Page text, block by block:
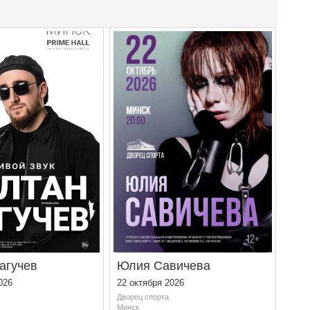
Юлия Савичева
22 октября 2026
Дворец спорта
Минск